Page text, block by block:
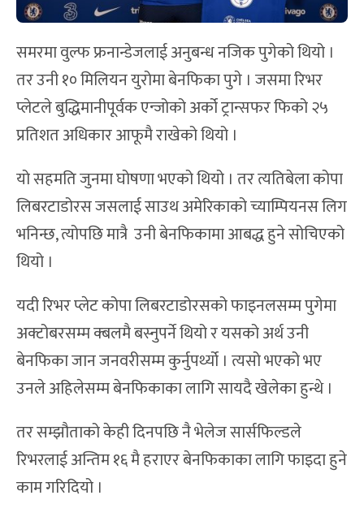
समरमा वुल्फ फ्रनान्डेजलाई अनुबन्ध नजिक पुगेको थियो ।
तर उनी १० मिलियन युरोमा बेनफिका पुगे । जसमा रिभर
प्लेटले बुद्धिमानीपूर्वक एन्जोको अर्को ट्रान्सफर फिको २५
प्रतिशत अधिकार आफूमै राखेको थियो ।
यो सहमति जुनमा घोषणा भएको थियो । तर त्यतिबेला कोपा
लिबरटाडोरस जसलाई साउथ अमेरिकाको च्याम्पियनस लिग
भनिन्छ, त्योपछि मात्रै उनी बेनफिकामा आबद्ध हुने सोचिएको
थियो ।
यदी रिभर प्लेट कोपा लिबरटाडोरसको फाइनलसम्म पुगेमा
अक्टोबरसम्म क्बलमै बस्नुपर्ने थियो र यसको अर्थ उनी
बेनफिका जान जनवरीसम्म कुर्नुपर्थ्यो । त्यसो भएको भए
उनले अहिलेसम्म बेनफिकाका लागि सायदै खेलेका हुन्थे ।
तर सम्झौताको केही दिनपछि नै भेलेज सार्सफिल्डले
रिभरलाई अन्तिम १६ मै हराएर बेनफिकाका लागि फाइदा हुने
काम गरिदियो ।